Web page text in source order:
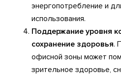
энергопотребление и
использования.
Поддержание уровня
сохранение здоровья.
офисной зоны может
зрительное здоровье,